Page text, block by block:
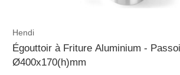
Hendi
Égouttoir à Friture Aluminium -
Ø400x170(h)mm